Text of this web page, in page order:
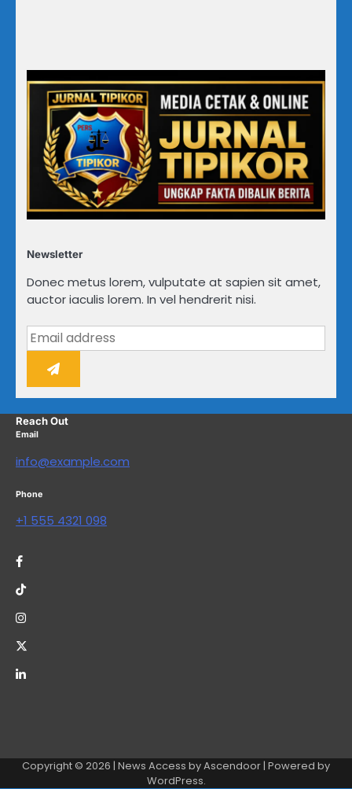
Newsletter
Donec metus lorem, vulputate at sapien sit amet,
auctor iaculis lorem. In vel hendrerit nisi.
Reach Out
Email
info@example.com
Phone
+1 555 4321 098
Copyright © 2026 | News Access byAscendoor| Powered by
WordPress.